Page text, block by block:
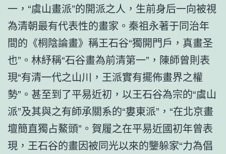
一，“虞山畫派”的開派之人，生前身后一向被視
為清朝最有代表性的畫家。秦祖永著于同治年
間的《桐陰論畫》稱王石谷“獨開門戶，真畫圣
也”。林紓稱“石谷畫為前清第一”，陳師曾則表
現“有清一代之山川，王派實有擺佈畫界之權
勢”。甚至到了平易近初，以王石谷為宗的“虞山
派”及其與之有師承關系的“婁東派”，“在北京畫
壇簡直獨占鰲頭”。賀履之在平易近國初年曾表
現，王石谷的畫因被同光以來的鑒躲家“力為倡